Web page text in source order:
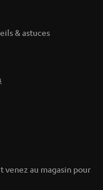
& astuces
venez au magasin pour